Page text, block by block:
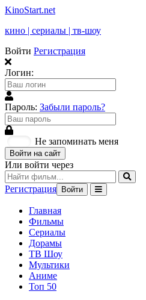
KinoStart.net
кино | сериалы | тв-шоу
Войти Регистрация
Логин:
Пароль: Забыли пароль?
Не запоминать меня
Войти на сайт
Или войти через
Регистрация Войти
Главная
Фильмы
Сериалы
Дорамы
ТВ Шоу
Мультики
Аниме
Топ 50